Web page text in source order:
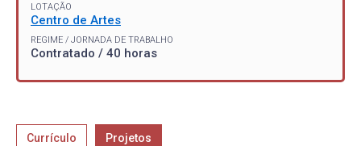
LOTAÇÃO
Centro de Artes
REGIME / JORNADA DE TRABALHO
Contratado / 40 horas
Currículo Projetos